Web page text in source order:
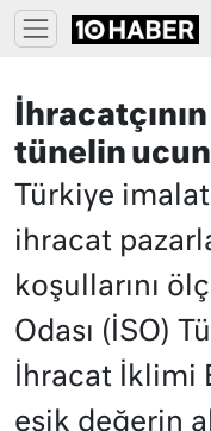
tünelin
Türkiye
ihracat
koşullarını
Odası (İSO)
İhracat İklimi
eşik değerin